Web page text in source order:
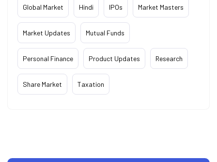
Global Market Hindi IPOs Market Masters
Market Updates Mutual Funds
Personal Finance Product Updates Research
Share Market Taxation